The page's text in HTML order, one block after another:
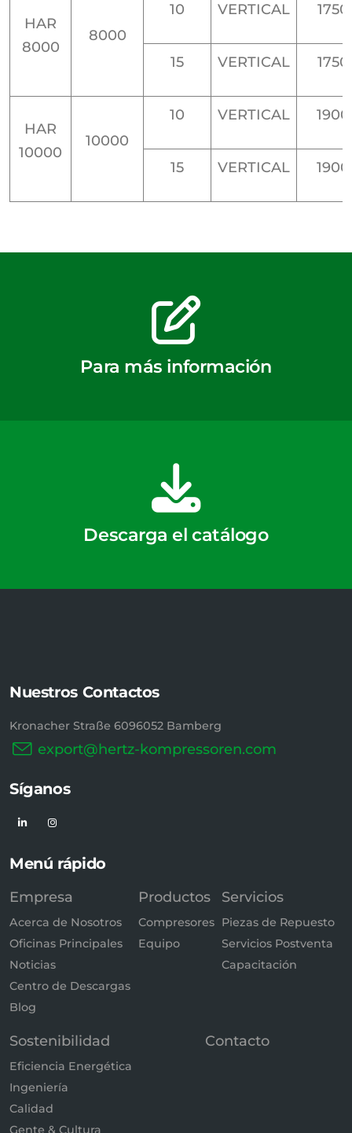
HAR
8000
8000
10 VERTICAL 1750
15 VERTICAL 1750
HAR
10000
10000
10 VERTICAL 1900
15 VERTICAL 1900
Para más información
Descarga el catálogo
Nuestros Contactos
Kronacher Straße 6096052 Bamberg
export@hertz-kompressoren.com
Síganos
Menú rápido
Empresa
Acerca de Nosotros
Oficinas Principales
Noticias
Centro de Descargas
Blog
Productos
Compresores
Equipo
Servicios
Piezas de Repuesto
Servicios Postventa
Capacitación
Sostenibilidad
Eficiencia Energética
Ingeniería
Calidad
Contacto